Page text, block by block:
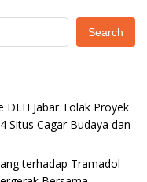
Search
DLH Jabar Tolak Proyek
Situs Cagar Budaya dan
terhadap Tramadol